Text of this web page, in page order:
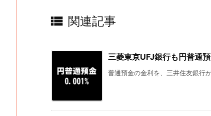
 関連記事
三菱東京UFJ銀行も円普通
普通預金の金利を、三井住友銀行